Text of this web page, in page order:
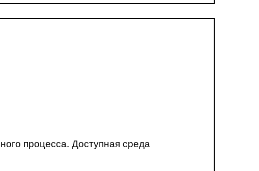
процесса. Доступная среда